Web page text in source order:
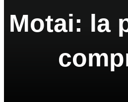
Motai: la